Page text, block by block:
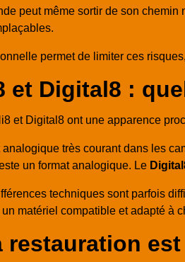
peut même sortir de son
permet de limiter ces
et Digital8 :
et Digital8 ont une apparence
analogique très courant dans les
un format analogique. Le
techniques sont parfois
matériel compatible et adapté à
restauration